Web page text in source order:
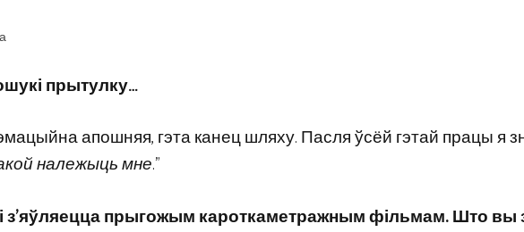
прытулку…
апошняя, гэта канец шляху. Пасля ўсёй гэтай працы я
належыць мне.”
з’яўляецца прыгожым кароткаметражным фільмам. Што вы